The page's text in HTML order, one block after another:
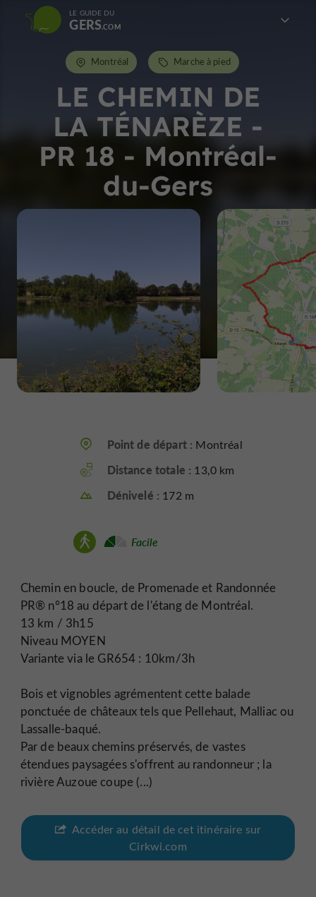
LE GUIDE DU
GERS
LE CHEMIN DE
LA TÉNARÈZE -
PR 18 - Montréal-
du-Gers
Montréal Marche à pied
Point de départ : Montréal
Distance totale : 13,0 km
Dénivelé : 172 m
Facile
Chemin en boucle, de Promenade et Randonnée
PR® n°18 au départ de l'étang de Montréal.
13 km / 3h15
Niveau MOYEN
Variante via le GR654 : 10km/3h
Bois et vignobles agrémentent cette balade
ponctuée de châteaux tels que Pellehaut, Malliac ou
Lassalle-baqué.
Par de beaux chemins préservés, de vastes
étendues paysagées s'offrent au randonneur ; la
rivière Auzoue coupe (...)
Accéder au détail de cet itinéraire sur
Cirkwi.com